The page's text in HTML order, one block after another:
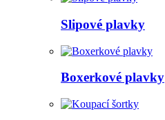
Slipové plavky
Boxerkové plavky